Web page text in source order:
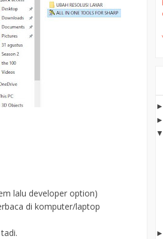
lalu developer option)
di komputer/laptop